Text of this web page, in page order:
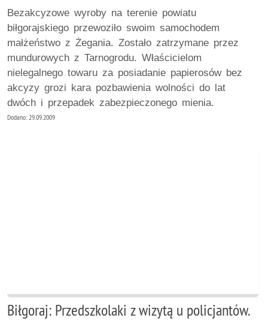
Bezakcyzowe wyroby na terenie powiatu
biłgorajskiego przewoziło swoim samochodem
małżeństwo z Żegania. Zostało zatrzymane przez
mundurowych z Tarnogrodu. Właścicielom
nielegalnego towaru za posiadanie papierosów bez
akcyzy grozi kara pozbawienia wolności do lat
dwóch i przepadek zabezpieczonego mienia.
Dodano: 29.09.2009
Biłgoraj: Przedszkolaki z wizytą u policjantów.